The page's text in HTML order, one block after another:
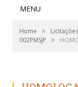
MENU
Home » Licitações
002PMSJP
»